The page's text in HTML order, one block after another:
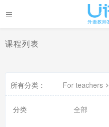
课程列表
所有分类： For teachers
分类 全部